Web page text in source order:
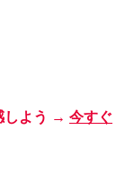
しよう → 今すぐ